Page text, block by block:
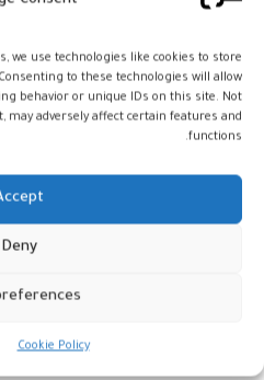
we use technologies like cookies to store
to these technologies will allow
behavior or unique IDs on this site. Not
adversely affect certain features and
functions.
Deny
Cookie Policy
لمسألة التعدد
بالمجهودات التي يبذلها
الأمازيغية من أجل
من جانبه، أبرز مدير
الخاص بالمغرب الكبير،
التظاهرات المحتفلة
عبر